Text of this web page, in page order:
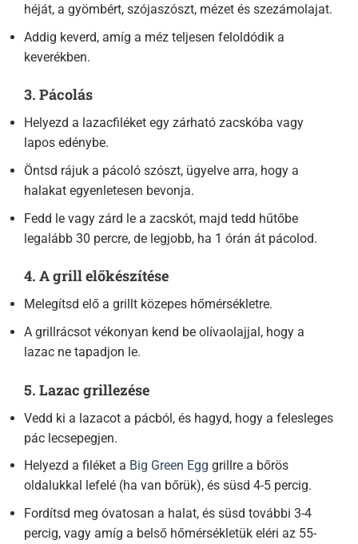
héját, a gyömbért, szójaszószt, mézet és szezámolajat.
Addig keverd, amíg a méz teljesen feloldódik a
keverékben.
3. Pácolás
Helyezd a lazacfiléket egy zárható zacskóba vagy
lapos edénybe.
Öntsd rájuk a pácoló szószt, ügyelve arra, hogy a
halakat egyenletesen bevonja.
Fedd le vagy zárd le a zacskót, majd tedd hűtőbe
legalább 30 percre, de legjobb, ha 1 órán át pácolod.
4. A grill előkészítése
Melegítsd elő a grillt közepes hőmérsékletre.
A grillrácsot vékonyan kend be olívaolajjal, hogy a
lazac ne tapadjon le.
5. Lazac grillezése
Vedd ki a lazacot a pácból, és hagyd, hogy a felesleges
pác lecsepegjen.
Helyezd a filéket a Big Green Egg grillre a bőrös
oldalukkal lefelé (ha van bőrük), és süsd 4-5 percig.
Fordítsd meg óvatosan a halat, és süsd további 3-4
percig, vagy amíg a belső hőmérsékletük eléri az 55-